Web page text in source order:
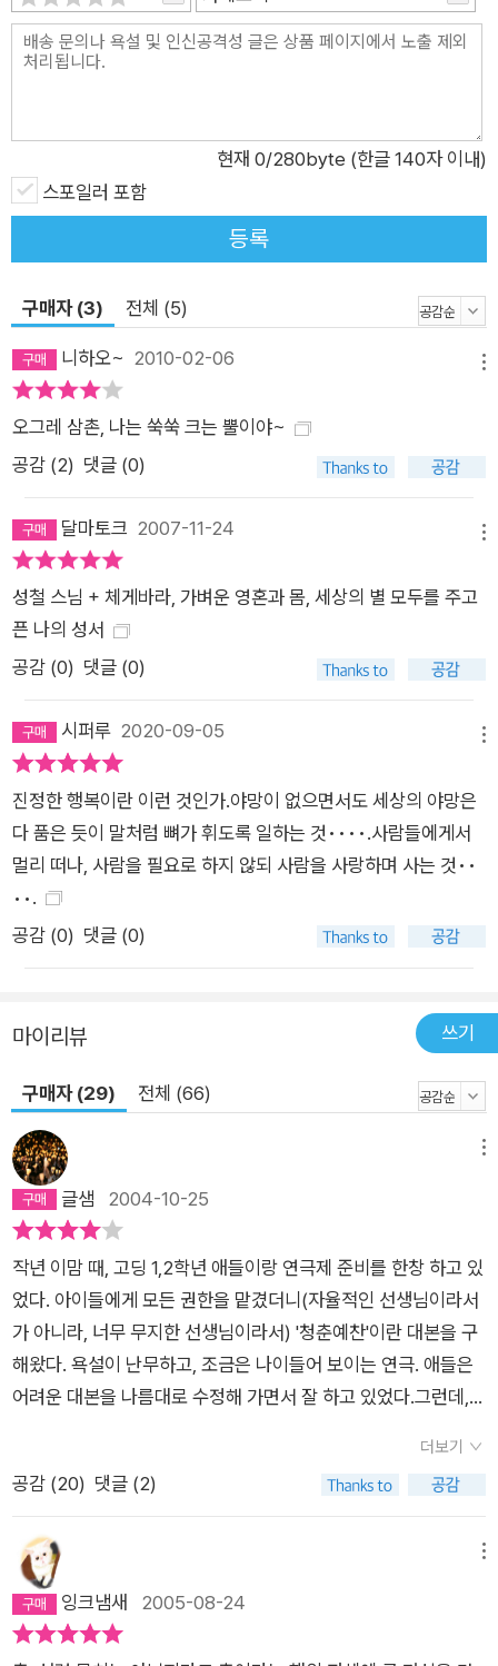
현재 0/280byte (한글 140자 이내)
스포일러 포함
등록
구매자 (3) 전체 (5)
니하오~ 2010-02-06
오그레 삼촌, 나는 쑥쑥 크는 뿔이야~
공감 (2) 댓글 (0)
달마토크 2007-11-24
성철 스님 + 체게바라, 가벼운 영혼과 몸, 세상의 별 모두를 주고
픈 나의 성서
공감 (0) 댓글 (0)
시퍼루 2020-09-05
진정한 행복이란 이런 것인가.야망이 없으면서도 세상의 야망은
다 품은 듯이 말처럼 뼈가 휘도록 일하는 것••••.사람들에게서
멀리 떠나, 사람을 필요로 하지 않되 사람을 사랑하며 사는 것••
••.
공감 (0) 댓글 (0)
마이리뷰 쓰기
구매자 (29) 전체 (66)
글샘 2004-10-25
작년 이맘 때, 고딩 1,2학년 애들이랑 연극제 준비를 한창 하고 있
었다. 아이들에게 모든 권한을 맡겼더니(자율적인 선생님이라서
가 아니라, 너무 무지한 선생님이라서) '청춘예찬'이란 대본을 구
해왔다. 욕설이 난무하고, 조금은 나이들어 보이는 연극. 애들은
어려운 대본을 나름대로 수정해 가면서 잘 하고 있었다.그런데,
책을 읽어 오게 숙제를 내 주신다. 그 문제 학생은 이 책을 읽어낸
다. (지금에사 이야기지만, 정말 대단한 고등학생인가보다. 이런
책을 읽어 내다니. 그런 정도의 수준인데 학교에서 왜 문제아가
됐을까?) 그리고 그 학생은 이렇게 이야기한다. '물레를 돌리는
데 걸리적거린다고 손가락을 잘라버린 사내, 여인들의 치모를 모
아 베개를 만든 사내, 그리고 자유를 생각하고 누렸던 사내... 조
더보기
공감 (20) 댓글 (2)
잉크냄새 2005-08-24